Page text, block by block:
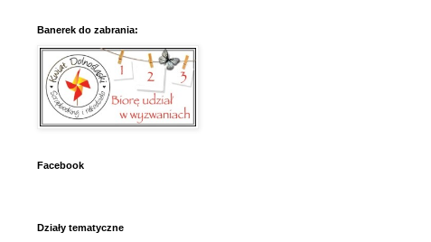
Banerek do zabrania:
Facebook
Działy tematyczne